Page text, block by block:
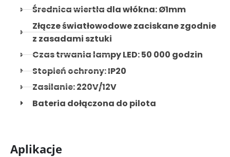
Średnica wiertła dla włókna: Ø1mm
Złącze światłowodowe zaciskane zgodnie
z zasadami sztuki
Czas trwania lampy LED: 50 000 godzin
Stopień ochrony: IP20
Zasilanie: 220V/12V
Bateria dołączona do pilota
Aplikacje